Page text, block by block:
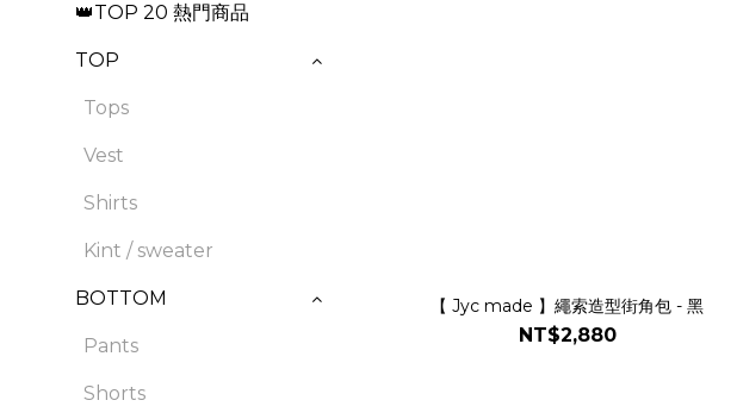
👑TOP 20 熱門商品
TOP
Tops
Vest
Shirts
Kint / sweater
BOTTOM
Pants
Shorts
【 Jyc made 】繩索造型街角包 - 黑
NT$2,880